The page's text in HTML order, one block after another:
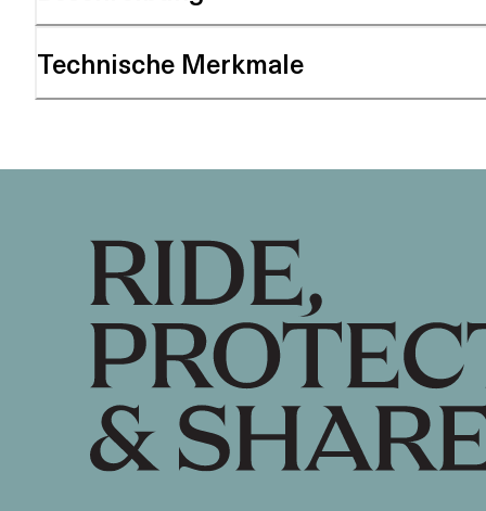
Technische Merkmale